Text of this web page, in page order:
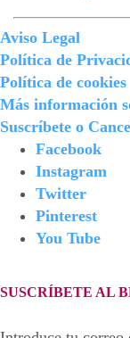
Aviso Legal
Política de
Política de cookies
Más información
Suscríbete o
Facebook
Instagram
Twitter
Pinterest
You Tube
SUSCRÍBETE AL